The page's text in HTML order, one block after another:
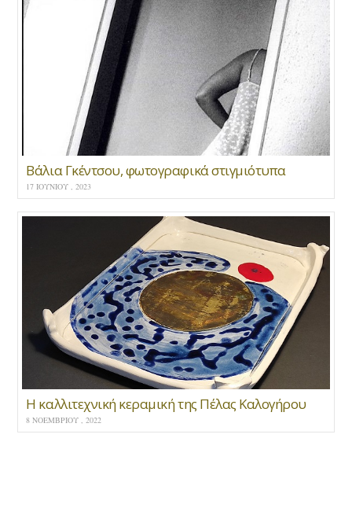
Βάλια Γκέντσου, φωτογραφικά στιγμιότυπα
17 ΙΟΥΝΊΟΥ , 2023
Η καλλιτεχνική κεραμική της Πέλας Καλογήρου
8 ΝΟΕΜΒΡΊΟΥ , 2022